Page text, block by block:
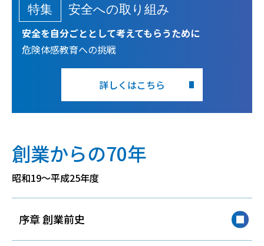
特集 安全への取り組み
安全を自分ごととして考えてもらうために
危険体感教育への挑戦
詳しくはこちら
創業からの70年
昭和19～平成25年度
序章 創業前史